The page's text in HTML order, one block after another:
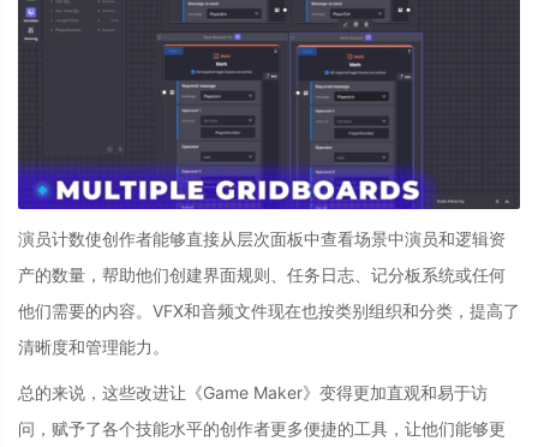
演员计数使创作者能够直接从层次面板中查看场景中演员和逻辑资
产的数量，帮助他们创建界面规则、任务日志、记分板系统或任何
他们需要的内容。 VFX和音频文件现在也按类别组织和分类，提高了
清晰度和管理能力。
总的来说，这些改进让《Game Maker》变得更加直观和易于访
问，赋予了各个技能水平的创作者更多便捷的工具，让他们能够更